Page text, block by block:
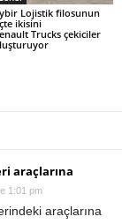
Lojistik filosunun
ikisini
Trucks çekiciler
araçlarına
1:01 pm
araçlarına